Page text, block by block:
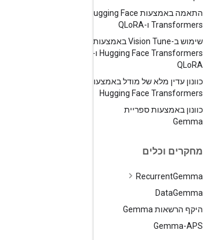
התאמה באמצעות Hugging Face
Transformers ו-QLo
RA
שימוש ב-Vision Tune באמצעות
Hugging Face Transformers ו-
QLoRA
כוונון עדין מלא של מודל באמצעות
Hugging Face Transformers
כוונון באמצעות ספריית
Gemma
מחקרים וכלים
RecurrentGemma
DataGemma
היקף הרשאות Gemma
Gemma-APS